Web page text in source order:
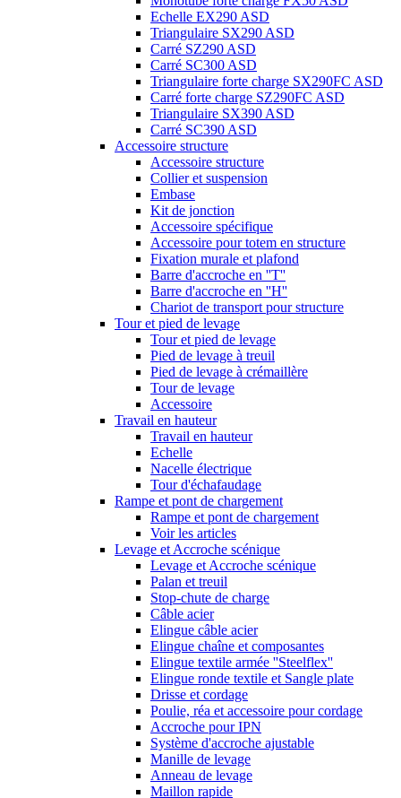
Echelle EX290 ASD
Triangulaire SX290 ASD
Carré SZ290 ASD
Carré SC300 ASD
Triangulaire forte charge SX290FC ASD
Carré forte charge SZ290FC ASD
Triangulaire SX390 ASD
Carré SC390 ASD
Accessoire structure
Accessoire structure
Collier et suspension
Embase
Kit de jonction
Accessoire spécifique
Accessoire pour totem en structure
Fixation murale et plafond
Barre d'accroche en ''T''
Barre d'accroche en ''H''
Chariot de transport pour structure
Tour et pied de levage
Tour et pied de levage
Pied de levage à treuil
Pied de levage à crémaillère
Tour de levage
Accessoire
Travail en hauteur
Travail en hauteur
Echelle
Nacelle électrique
Tour d'échafaudage
Rampe et pont de chargement
Rampe et pont de chargement
Voir les articles
Levage et Accroche scénique
Levage et Accroche scénique
Palan et treuil
Stop-chute de charge
Câble acier
Elingue câble acier
Elingue chaîne et composantes
Elingue textile armée ''Steelflex''
Elingue ronde textile et Sangle plate
Drisse et cordage
Poulie, réa et accessoire pour cordage
Accroche pour IPN
Système d'accroche ajustable
Manille de levage
Anneau de levage
Maillon rapide